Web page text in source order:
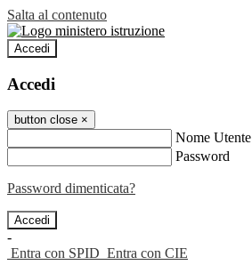
Salta al contenuto
Accedi
Accedi
button close ×
Nome Utente
Password
Password dimenticata?
-
Entra con SPID Entra con CIE